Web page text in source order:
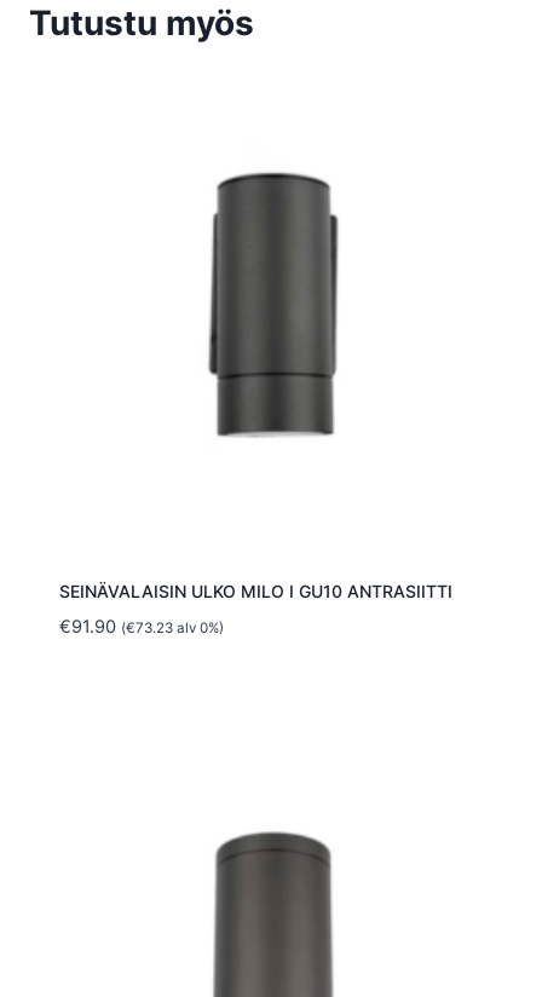
Tutustu myös
SEINÄVALAISIN ULKO MILO I GU10 ANTRASIITTI
€91.90 (€73.23alv 0%)